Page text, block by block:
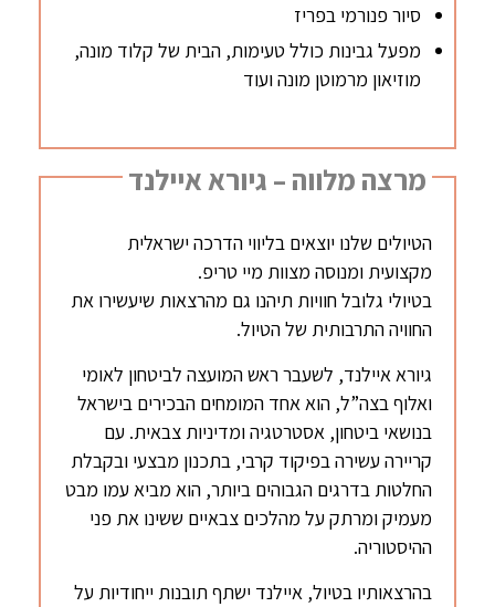
סיור פנורמי בפריז
מפעל גבינות כולל טעימות, הבית של קלוד מונה,
מוזיאון מרמוטן מונה ועוד
מרצה מלווה – גיורא איילנד
הטיולים שלנו יוצאים בליווי הדרכה ישראלית
מקצועית ומנוסה מצוות מיי טריפ.
בטיולי גלובל חוויות תיהנו גם מהרצאות שיעשירו את
החוויה התרבותית של הטיול.
גיורא איילנד, לשעבר ראש המועצה לביטחון לאומי
ואלוף בצה”ל, הוא אחד המומחים הבכירים בישראל
בנושאי ביטחון, אסטרטגיה ומדיניות צבאית. עם
קריירה עשירה בפיקוד קרבי, בתכנון מבצעי ובקבלת
החלטות בדרגים הגבוהים ביותר, הוא מביא עמו מבט
מעמיק ומרתק על מהלכים צבאיים ששינו את פני
ההיסטוריה.
בהרצאותיו בטיול, איילנד ישתף תובנות ייחודיות על